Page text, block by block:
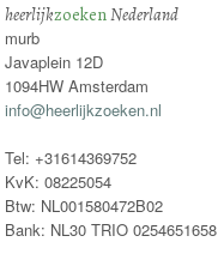
heerlijkzoekenNederland
murb
Javaplein 12D
1094HW Amsterdam
info@heerlijkzoeken.nl
Tel: +31614369752
KvK: 08225054
Btw: NL001580472B02
Bank: NL30 TRIO 0254651658